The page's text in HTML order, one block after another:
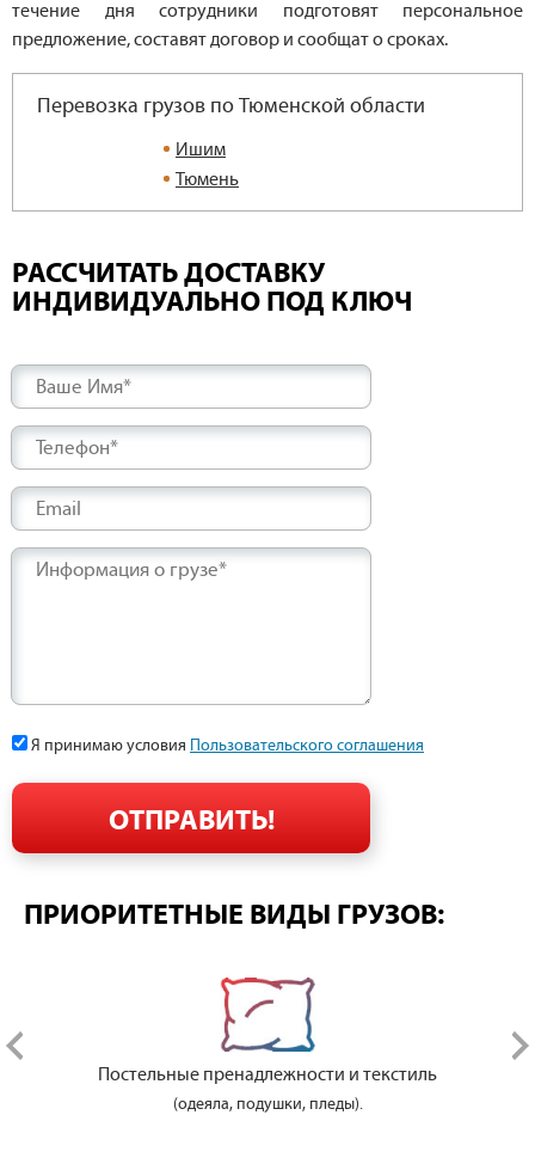
течение дня сотрудники подготовят персональное
предложение, составят договор и сообщат о сроках.
Перевозка грузов по Тюменской области
Ишим
Тюмень
РАССЧИТАТЬ ДОСТАВКУ
ИНДИВИДУАЛЬНО ПОД КЛЮЧ
Ваше Имя*
Телефон*
Email
Информация о грузе*
Я принимаю условия Пользовательского соглашения
ПРИОРИТЕТНЫЕ ВИДЫ ГРУЗОВ:
Постельные пренадлежности и текстиль
(одеяла, подушки, пледы).